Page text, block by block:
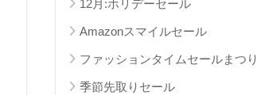
12月:ホリデーセール
Amazonスマイルセール
ファッションタイムセールまつり
季節先取りセール